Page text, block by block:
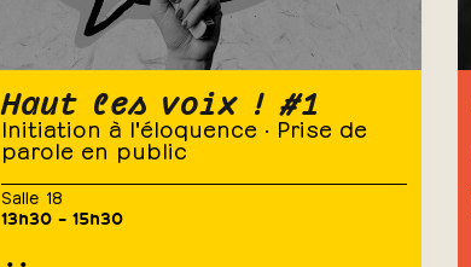
Haut les voix ! #1
Initiation à l'éloquence · Prise de
parole en public
Salle 18
13h30 – 15h30